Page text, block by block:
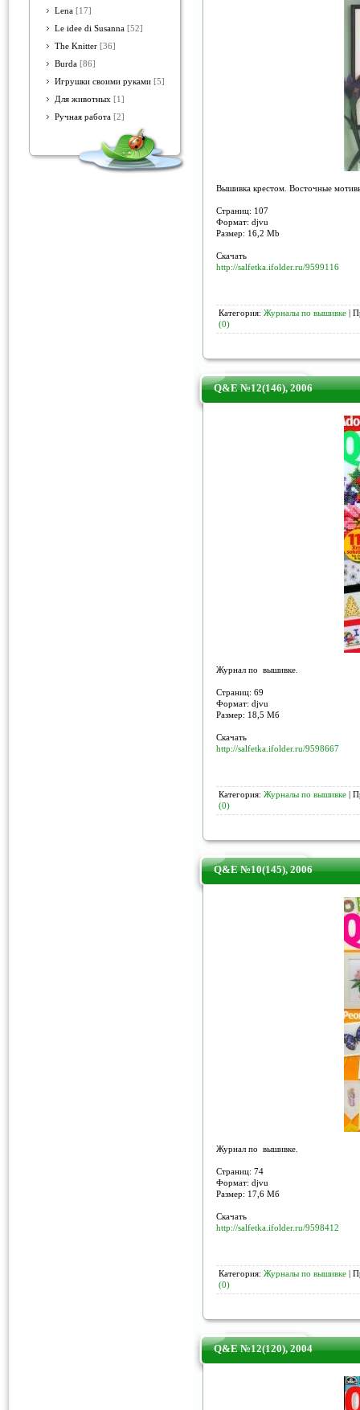
Lena [17]
Le idee di Susanna [52]
The Knitter [36]
Burda [86]
Игрушки своими руками [5]
Для животных [1]
Ручная работа [2]
Вышивка крестом. Восточные
Страниц: 107
Формат: djvu
Размер: 16,2 Mb
Скачать
http://salfetka.ifolder.ru/9599116
Категория: Журналы по вышивке |
(0)
Q&E №12(146), 2006
Журнал по вышивке.
Страниц: 69
Формат: djvu
Размер: 18,5 Мб
Скачать
http://salfetka.ifolder.ru/9598667
Категория: Журналы по вышивке |
(0)
Q&E №10(145), 2006
Журнал по вышивке.
Страниц: 74
Формат: djvu
Размер: 17,6 Мб
Скачать
http://salfetka.ifolder.ru/9598412
Категория: Журналы по вышивке |
(0)
Q&E №12(120), 2004